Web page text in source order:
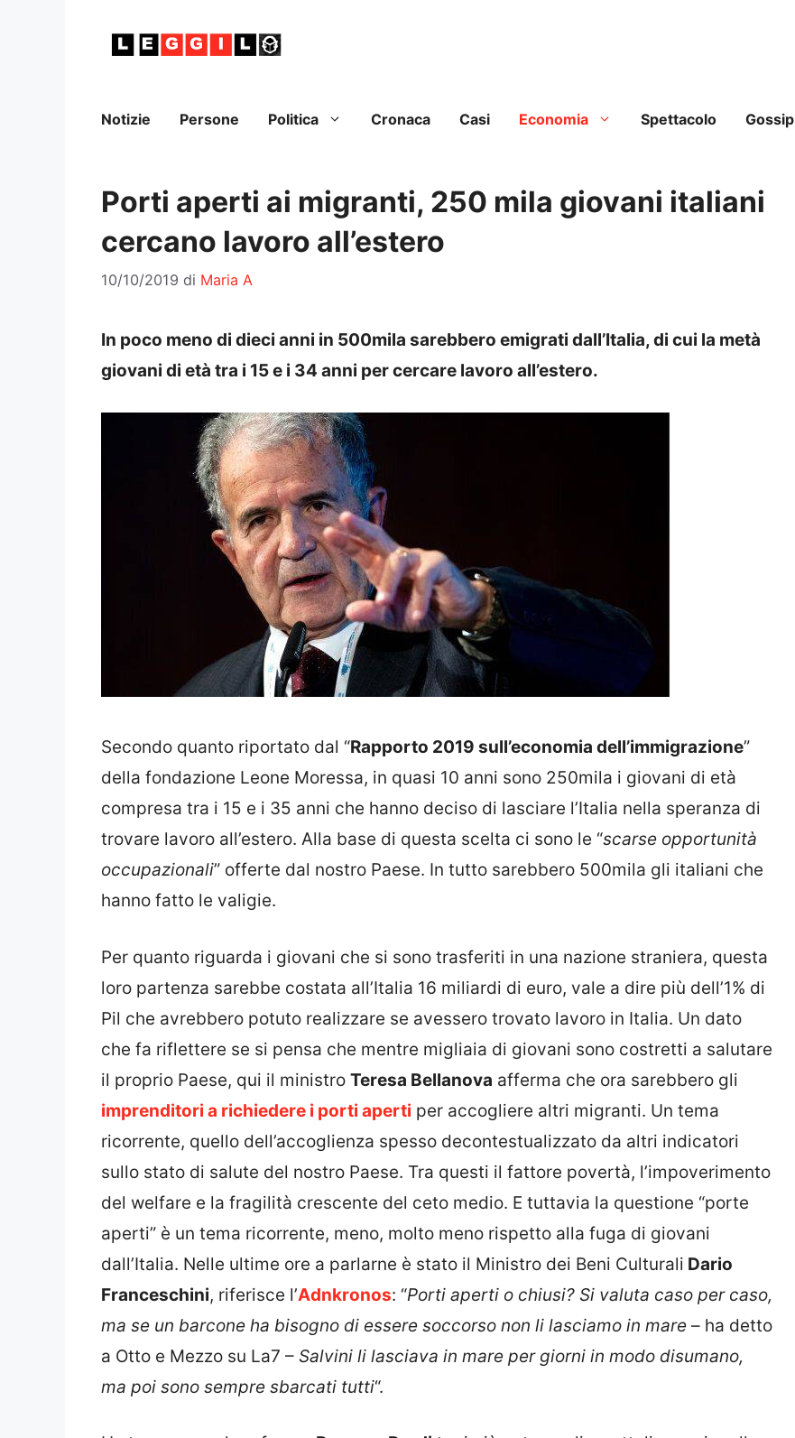
Notizie Persone Politica Cronaca Casi Economia Spettacolo Gossip
Porti aperti ai migranti, 250 mila giovani italiani
cercano lavoro all’estero
10/10/2019 di Maria A
In poco meno di dieci anni in 500mila sarebbero emigrati dall’Italia, di cui la metà
giovani di età tra i 15 e i 34 anni per cercare lavoro all’estero.
Secondo quanto riportato dal “Rapporto 2019 sull’economia dell’immigrazione”
della fondazione Leone Moressa, in quasi 10 anni sono 250mila i giovani di età
compresa tra i 15 e i 35 anni che hanno deciso di lasciare l’Italia nella speranza di
trovare lavoro all’estero. Alla base di questa scelta ci sono le “scarse opportunità
occupazionali” offerte dal nostro Paese. In tutto sarebbero 500mila gli italiani che
hanno fatto le valigie.
Per quanto riguarda i giovani che si sono trasferiti in una nazione straniera, questa
loro partenza sarebbe costata all’Italia 16 miliardi di euro, vale a dire più dell’1% di
Pil che avrebbero potuto realizzare se avessero trovato lavoro in Italia. Un dato
che fa riflettere se si pensa che mentre migliaia di giovani sono costretti a salutare
il proprio Paese, qui il ministro Teresa Bellanova afferma che ora sarebbero gli
imprenditori a richiedere i porti aperti per accogliere altri migranti. Un tema
ricorrente, quello dell’accoglienza spesso decontestualizzato da altri indicatori
sullo stato di salute del nostro Paese. Tra questi il fattore povertà, l’impoverimento
del welfare e la fragilità crescente del ceto medio. E tuttavia la questione “porte
aperti” è un tema ricorrente, meno, molto meno rispetto alla fuga di giovani
dall’Italia. Nelle ultime ore a parlarne è stato il Ministro dei Beni Culturali Dario
Franceschini, riferisce l’Adnkronos: “Porti aperti o chiusi? Si valuta caso per caso,
ma se un barcone ha bisogno di essere soccorso non li lasciamo in mare – ha detto
a Otto e Mezzo su La7 – Salvini li lasciava in mare per giorni in modo disumano,
ma poi sono sempre sbarcati tutti“.